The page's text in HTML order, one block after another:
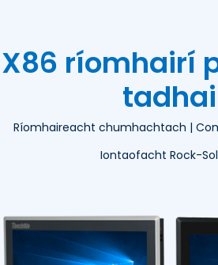
X86 ríomhairí
Ríomhaireacht chumhachtach |
Iontaofacht Rock-